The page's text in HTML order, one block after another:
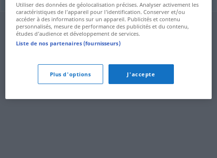
Utiliser des données de géolocalisation précises. Analyser activement les
caractéristiques de l’appareil pour l’identification. Conserver et/ou
accéder à des informations sur un appareil. Publicités et contenu
personnalisés, mesure de performance des publicités et du contenu,
études d’audience et développement de services.
Liste de nos partenaires (fournisseurs)
Plus d'options J'accepte